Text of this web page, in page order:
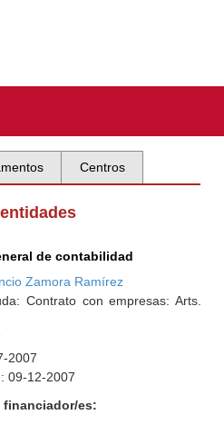
Centros
de contabilidad
Zamora Ramírez
Contrato con empresas: Arts.
2007
09-12-2007
financiador/es: